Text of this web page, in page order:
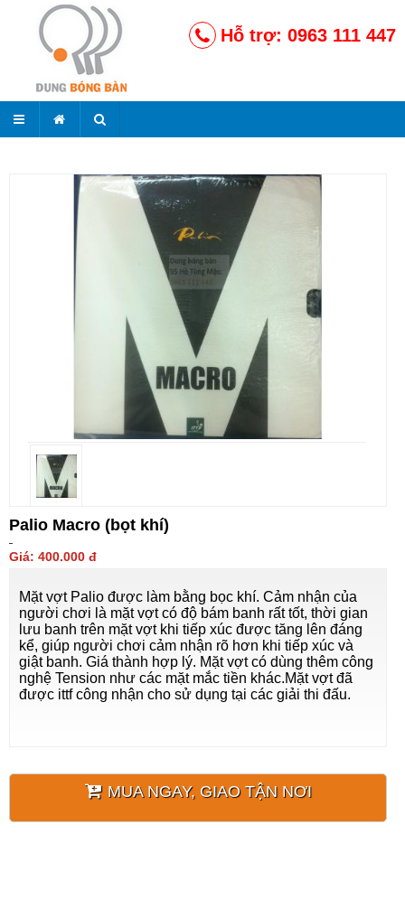
Hỗ trợ: 0963 111 447
Palio Macro (bọt khí)
Giá: 400.000 đ
Mặt vợt Palio được làm bằng bọc khí. Cảm nhận của
người chơi là mặt vợt có độ bám banh rất tốt, thời gian
lưu banh trên mặt vợt khi tiếp xúc được tăng lên đáng
kể, giúp người chơi cảm nhận rõ hơn khi tiếp xúc và
giật banh. Giá thành hợp lý. Mặt vợt có dùng thêm công
nghệ Tension như các mặt mắc tiền khác.Mặt vợt đã
được ittf công nhận cho sử dụng tại các giải thi đấu.
MUA NGAY, GIAO TẬN NƠI